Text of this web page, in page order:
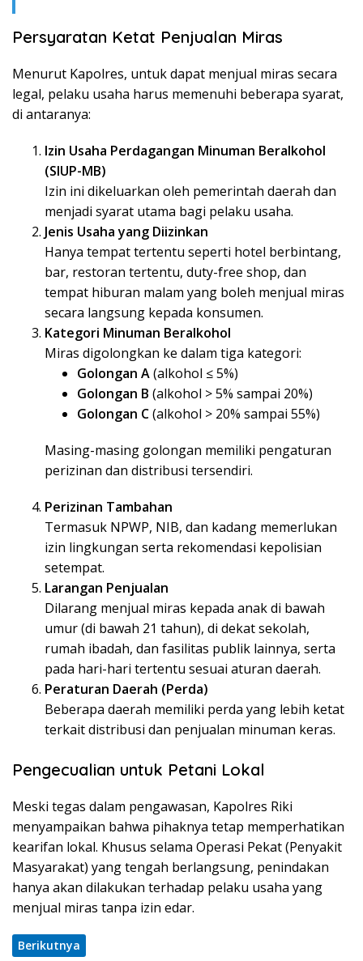
Persyaratan Ketat Penjualan Miras
Menurut Kapolres, untuk dapat menjual miras secara
legal, pelaku usaha harus memenuhi beberapa syarat,
di antaranya:
Izin Usaha Perdagangan Minuman Beralkohol
(SIUP-MB)
Izin ini dikeluarkan oleh pemerintah daerah dan
menjadi syarat utama bagi pelaku usaha.
Jenis Usaha yang Diizinkan
Hanya tempat tertentu seperti hotel berbintang,
bar, restoran tertentu, duty-free shop, dan
tempat hiburan malam yang boleh menjual miras
secara langsung kepada konsumen.
Kategori Minuman Beralkohol
Miras digolongkan ke dalam tiga kategori:
Golongan A(alkohol ≤ 5%)
Golongan B (alkohol > 5% sampai 20%)
Golongan C(alkohol > 20% sampai 55%)
Masing-masing golongan memiliki pengaturan
perizinan dan distribusi tersendiri.
Perizinan Tambahan
Termasuk NPWP, NIB, dan kadang memerlukan
izin lingkungan serta rekomendasi kepolisian
setempat.
Larangan Penjualan
Dilarang menjual miras kepada anak di bawah
umur (di bawah 21 tahun), di dekat sekolah,
rumah ibadah, dan fasilitas publik lainnya, serta
pada hari-hari tertentu sesuai aturan daerah.
Peraturan Daerah (Perda)
Beberapa daerah memiliki perda yang lebih ketat
terkait distribusi dan penjualan minuman keras.
Pengecualian untuk Petani Lokal
Meski tegas dalam pengawasan, Kapolres Riki
menyampaikan bahwa pihaknya tetap memperhatikan
kearifan lokal. Khusus selama Operasi Pekat (Penyakit
Masyarakat) yang tengah berlangsung, penindakan
hanya akan dilakukan terhadap pelaku usaha yang
menjual miras tanpa izin edar.
Berikutnya